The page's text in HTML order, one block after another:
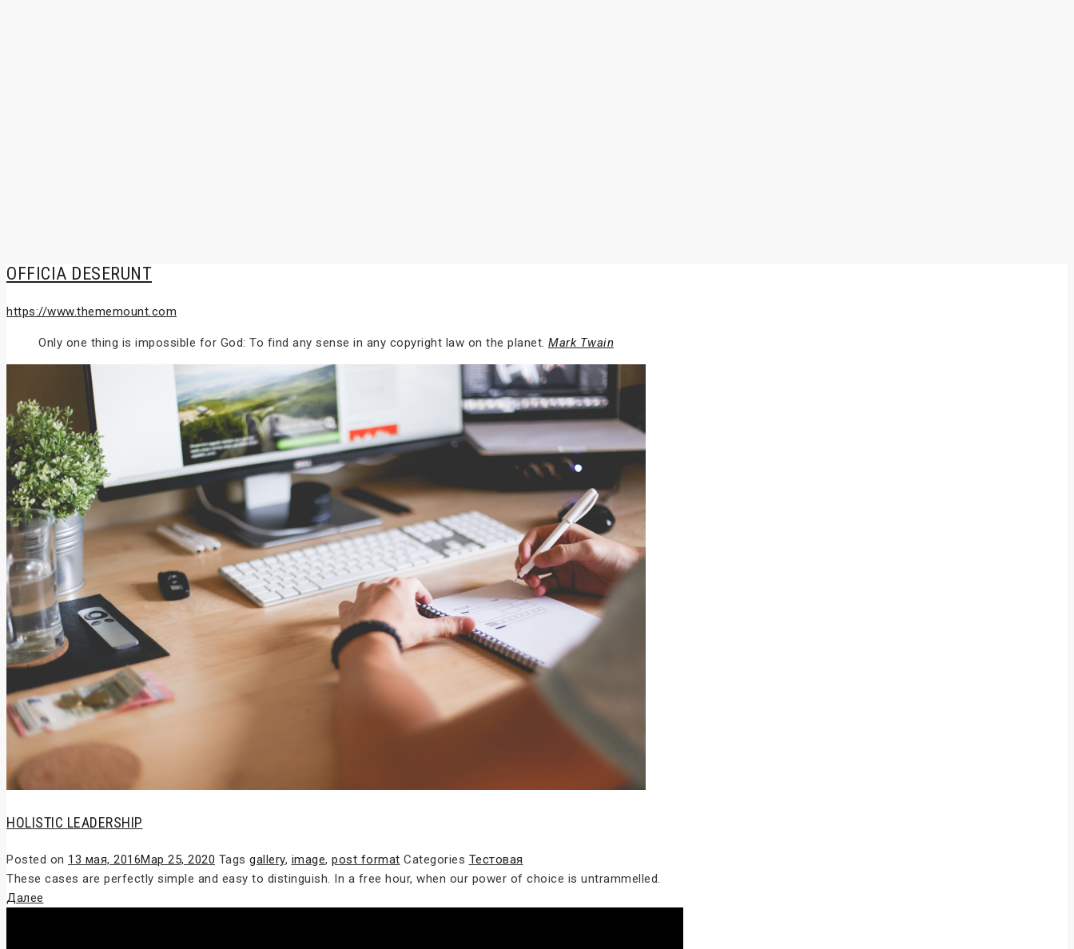
OFFICIA DESERUNT
https://www.thememount.com
Only one thing is impossible for God: To find any sense in any copyright law on the planet. Mark Twain
HOLISTIC LEADERSHIP
Posted on 13 мая, 2016Мар 25, 2020 Tags gallery, image, post format Categories Тестовая
These cases are perfectly simple and easy to distinguish. In a free hour, when our power of choice is untrammelled.
Далее